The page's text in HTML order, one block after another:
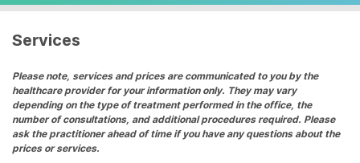
date.
the
question
mark
key
to
Services
Please note, services and prices are communicated to you by the
healthcare provider for your information only. They may vary
depending on the type of treatment performed in the office, the
number of consultations, and additional procedures required. Please
ask the practitioner ahead of time if you have any questions about the
prices or services.